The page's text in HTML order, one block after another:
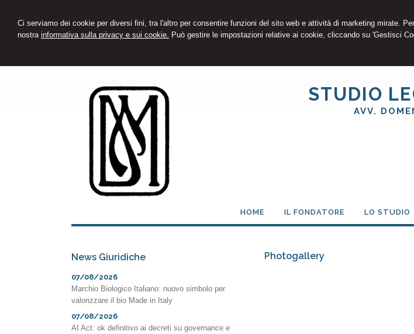
Ci serviamo dei cookie per diversi fini, tra l'altro per consentire funzioni del sito web e attività di marketing mirate.
nostra informativa sulla privacy e sui cookie. Può gestire le impostazioni relative ai cookie, cliccando su 'Gestisci
STUDIO
AVV.
HOME IL FONDATORE LO STUDIO
Photogallery
News Giuridiche
07/08/2026
Marchio Biologico Italiano: nuovo simbolo per
valorizzare il bio Made in Italy
07/08/2026
AI Act: ok definitivo ai decreti su governance e